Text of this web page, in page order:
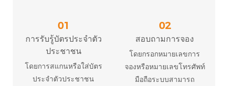
01
การรับรู้บัตรประจำตัว
ประชาชน
โดยการสแกนหรือใส่บัตร
ประจำตัวประชาชน
02
สอบถามการจอง
โดยกรอกหมายเลขการ
จองหรือหมายเลขโทรศัพท์
มือถือระบบสามารถ